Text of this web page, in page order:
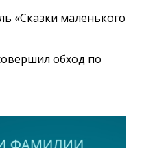
«Сказки маленького
обход по